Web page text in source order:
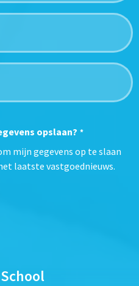
opslaan? *
mijn gegevens op te slaan
laatste vastgoednieuws.